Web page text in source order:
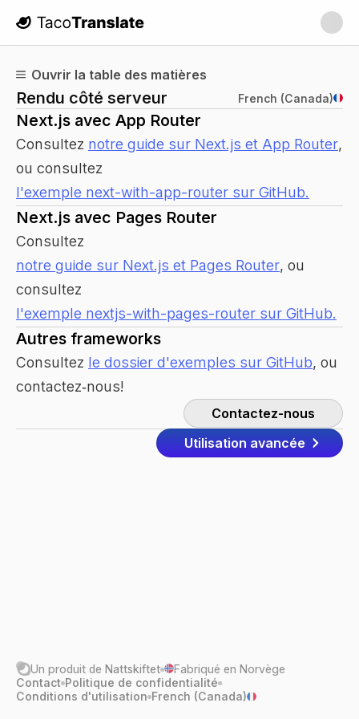
TacoTranslate
Ouvrir la table des matières
Rendu côté serveur French (Canada)
Next.js avec App Router
Consultez notre guide sur Next.js et App Router,
ou consultez
l'exemple next-with-app-router sur GitHub.
Next.js avec Pages Router
Consultez
notre guide sur Next.js et Pages Router, ou
consultez
l'exemple nextjs-with-pages-router sur GitHub.
Autres frameworks
Consultez le dossier d'exemples sur GitHub, ou
contactez‑nous!
Contactez-nous
Utilisation avancée
Un produit de Nattskiftet
Fabriqué en Norvège
Contact Politique de confidentialité
Conditions d'utilisation French (Canada)